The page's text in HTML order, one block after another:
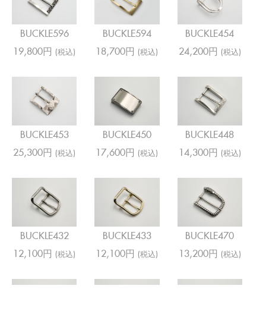
BUCKLE596
19,800円(税込)
BUCKLE594
18,700円(税込)
BUCKLE454
24,200円 (税込)
BUCKLE453
25,300円(税込)
BUCKLE450
17,600円(税込)
BUCKLE448
14,300円 (税込)
BUCKLE432
12,100円(税込)
BUCKLE433
12,100円(税込)
BUCKLE470
13,200円 (税込)